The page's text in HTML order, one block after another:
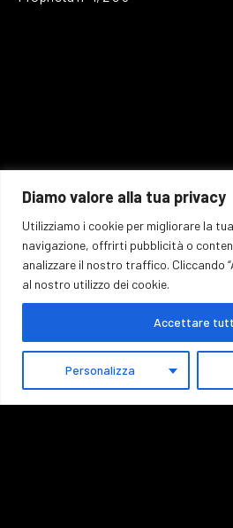
Diamo valore alla tua privacy
Utilizziamo i cookie per migliorare la
navigazione, offrirti pubblicità o
analizzare il nostro traffico. Cliccando
al nostro utilizzo dei cookie.
Personalizza
Accettare
+39 370 147 1716